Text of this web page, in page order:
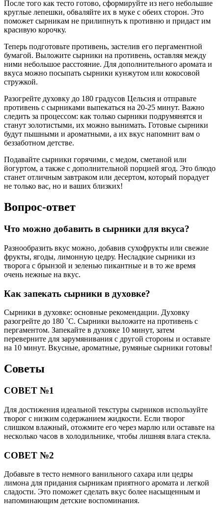
После того как тесто готово, сформируйте из него небольшие
круглые лепешки, обваляйте их в муке с обеих сторон. Это
поможет сырникам не прилипнуть к противню и придаст им
красивую корочку.
Теперь подготовьте противень, застелив его пергаментной
бумагой. Выложите сырники на противень, оставляя между
ними небольшое расстояние. Для дополнительного аромата и
вкуса можно посыпать сырники кунжутом или кокосовой
стружкой.
Разогрейте духовку до 180 градусов Цельсия и отправьте
противень с сырниками выпекаться на 20-25 минут. Важно
следить за процессом: как только сырники подрумянятся и
станут золотистыми, их можно вынимать. Готовые сырники
будут пышными и ароматными, а их вкус напомнит вам о
беззаботном детстве.
Подавайте сырники горячими, с медом, сметаной или
йогуртом, а также с дополнительной порцией ягод. Это блюдо
станет отличным завтраком или десертом, который порадует
не только вас, но и ваших близких!
Вопрос-ответ
Что можно добавить в сырники для вкуса?
Разнообразить вкус можно, добавив сухофрукты или свежие
фрукты, ягоды, лимонную цедру. Несладкие сырники из
творога с брынзой и зеленью пикантные и в то же время
очень нежные на вкус.
Как запекать сырники в духовке?
Сырники в духовке: основные рекомендации. Духовку
разогрейте до 180 ˚C. Сырники выложите на противень с
пергаментом. Запекайте в духовке 10 минут, затем
переверните для зарумянивания с другой стороны и оставьте
на 10 минут. Вкусные, ароматные, румяные сырники готовы!
Советы
СОВЕТ №1
Для достижения идеальной текстуры сырников используйте
творог с низким содержанием жидкости. Если творог
слишком влажный, отожмите его через марлю или оставьте на
несколько часов в холодильнике, чтобы лишняя влага стекла.
СОВЕТ №2
Добавьте в тесто немного ванильного сахара или цедры
лимона для придания сырникам приятного аромата и легкой
сладости. Это поможет сделать вкус более насыщенным и
напоминающим детские воспоминания.